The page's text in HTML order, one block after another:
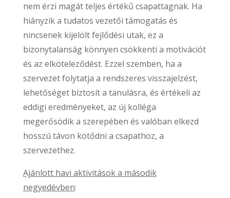
nem érzi magát teljes értékű csapattagnak. Ha
hiányzik a tudatos vezetői támogatás és
nincsenek kijelölt fejlődési utak, ez a
bizonytalanság könnyen csökkenti a motivációt
és az elköteleződést. Ezzel szemben, ha a
szervezet folytatja a rendszeres visszajelzést,
lehetőséget biztosít a tanulásra, és értékeli az
eddigi eredményeket, az új kolléga
megerősödik a szerepében és valóban elkezd
hosszú távon kötődni a csapathoz, a
szervezethez.
Ajánlott havi aktivitások a második
negyedévben: